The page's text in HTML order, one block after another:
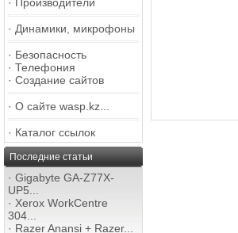
· Динамики, микрофоны
· Безопасность
· Телефония
· Создание сайтов
· О сайте wasp.kz...
· Каталог ссылок
Последние статьи
· Gigabyte GA-Z77X-
UP5...
· Xerox WorkCentre
304...
· Razer Anansi + Razer...